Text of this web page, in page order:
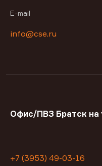
E-mail
info@cse.ru
Офис/ПВЗ Братск на
+7 (3953) 49-03-16